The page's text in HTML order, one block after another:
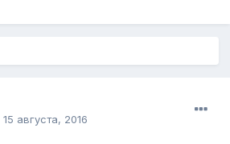
15 августа, 2016